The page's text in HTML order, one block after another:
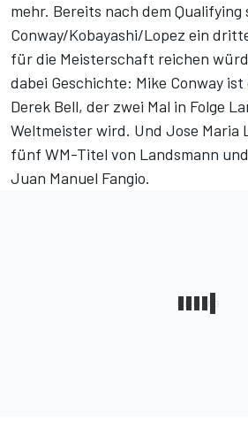
mehr. Bereits nach dem
Conway/Kobayashi/Lopez ein
für die Meisterschaft reichen
dabei Geschichte: Mike Conway
Derek Bell, der zwei Mal in Folge
Weltmeister wird. Und Jose Maria
fünf WM-Titel von Landsmann
Juan Manuel Fangio.